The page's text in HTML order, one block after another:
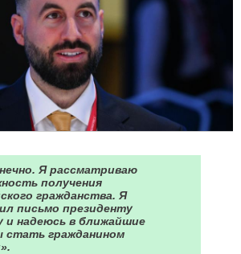
Я рассматриваю
получения
гражданства. Я
письмо президенту
и надеюсь в ближайшие
стать гражданином